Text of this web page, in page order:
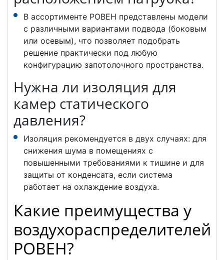
В ассортименте РОВЕН представлены модели
с различными вариантами подвода (боковым
или осевым), что позволяет подобрать
решение практически под любую
конфигурацию запотолочного пространства.
Нужна ли изоляция для
камер статического
давления?
Изоляция рекомендуется в двух случаях: для
снижения шума в помещениях с
повышенными требованиями к тишине и для
защиты от конденсата, если система
работает на охлаждение воздуха.
Какие преимущества у
воздухораспределителей
РОВЕН?